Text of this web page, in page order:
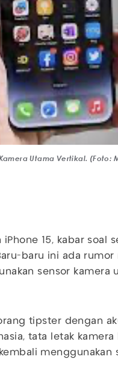
Utama Vertikal. (Foto:
15, kabar soal
baru ini ada rumor
sensor kamera
tipster dengan
tata letak kamera
menggunakan